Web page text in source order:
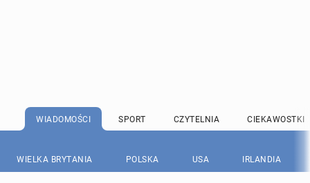
WIADOMOŚCI SPORT CZYTELNIA CIEKAWOSTKI
WIELKA BRYTANIA POLSKA USA IRLANDIA